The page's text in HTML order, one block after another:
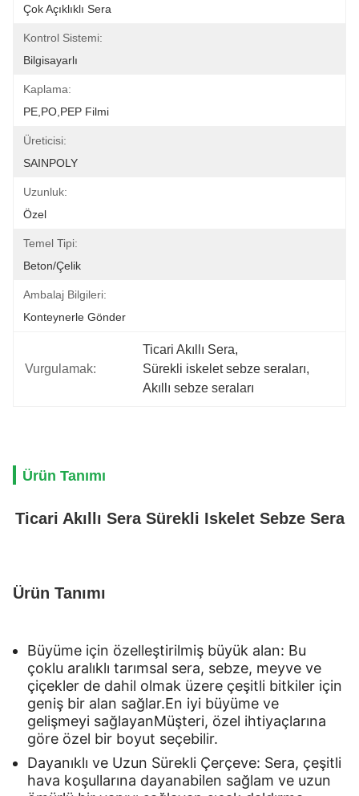
Çok Açıklıklı Sera
Kontrol Sistemi:
Bilgisayarlı
Kaplama:
PE,PO,PEP Filmi
Üreticisi:
SAINPOLY
Uzunluk:
Özel
Temel Tipi:
Beton/Çelik
Ambalaj Bilgileri:
Konteynerle Gönder
Vurgulamak:
Ticari Akıllı Sera,
Sürekli iskelet sebze seraları,
Akıllı sebze seraları
Ürün Tanımı
Ticari Akıllı Sera Sürekli Iskelet Sebze Sera
Ürün Tanımı
Büyüme için özelleştirilmiş büyük alan: Bu
çoklu aralıklı tarımsal sera, sebze, meyve ve
çiçekler de dahil olmak üzere çeşitli bitkiler için
geniş bir alan sağlar.En iyi büyüme ve
gelişmeyi sağlayanMüşteri, özel ihtiyaçlarına
göre özel bir boyut seçebilir.
Dayanıklı ve Uzun Sürekli Çerçeve: Sera, çeşitli
hava koşullarına dayanabilen sağlam ve uzun